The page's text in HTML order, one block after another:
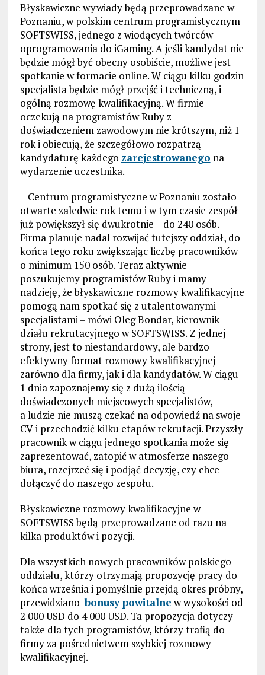
Błyskawiczne wywiady będą przeprowadzane w
Poznaniu, w polskim centrum programistycznym
SOFTSWISS, jednego z wiodących twórców
oprogramowania do iGaming. A jeśli kandydat nie
będzie mógł być obecny osobiście, możliwe jest
spotkanie w formacie online. W ciągu kilku godzin
specjalista będzie mógł przejść i techniczną, i
ogólną rozmowę kwalifikacyjną. W firmie
oczekują na programistów Ruby z
doświadczeniem zawodowym nie krótszym, niż 1
rok i obiecują, że szczegółowo rozpatrzą
kandydaturę każdego zarejestrowanego na
wydarzenie uczestnika.
– Centrum programistyczne w Poznaniu zostało
otwarte zaledwie rok temu i w tym czasie zespół
już powiększył się dwukrotnie – do 240 osób.
Firma planuje nadal rozwijać tutejszy oddział, do
końca tego roku zwiększając liczbę pracowników
o minimum 150 osób. Teraz aktywnie
poszukujemy programistów Ruby i mamy
nadzieję, że błyskawiczne rozmowy kwalifikacyjne
pomogą nam spotkać się z utalentowanymi
specjalistami – mówi Oleg Bondar, kierownik
działu rekrutacyjnego w SOFTSWISS. Z jednej
strony, jest to niestandardowy, ale bardzo
efektywny format rozmowy kwalifikacyjnej
zarówno dla firmy, jak i dla kandydatów. W ciągu
1 dnia zapoznajemy się z dużą ilością
doświadczonych miejscowych specjalistów,
a ludzie nie muszą czekać na odpowiedź na swoje
CV i przechodzić kilku etapów rekrutacji. Przyszły
pracownik w ciągu jednego spotkania może się
zaprezentować, zatopić w atmosferze naszego
biura, rozejrzeć się i podjąć decyzję, czy chce
dołączyć do naszego zespołu.
Błyskawiczne rozmowy kwalifikacyjne w
SOFTSWISS będą przeprowadzane od razu na
kilka produktów i pozycji.
Dla wszystkich nowych pracowników polskiego
oddziału, którzy otrzymają propozycję pracy do
końca września i pomyślnie przejdą okres próbny,
przewidzianobonusy powitalne w wysokości od
2 000 USD do 4 000 USD. Ta propozycja dotyczy
także dla tych programistów, którzy trafią do
firmy za pośrednictwem szybkiej rozmowy
kwalifikacyjnej.